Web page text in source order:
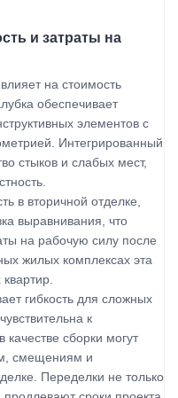
и затраты на
на стоимость
обеспечивает
элементов с
Интегрированный
стыков и слабых мест,
в вторичной отделке,
выравнивания, что
на рабочую силу после
жилых комплексах эта
гибкость для сложных
к
сборки могут
смещениям и
Переделки не только